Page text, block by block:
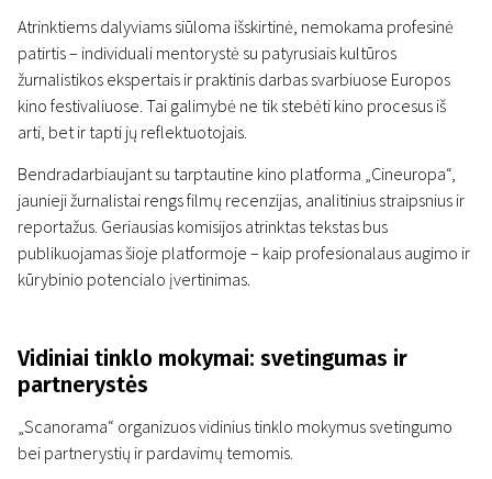
Atrinktiems dalyviams siūloma išskirtinė, nemokama profesinė
patirtis – individuali mentorystė su patyrusiais kultūros
žurnalistikos ekspertais ir praktinis darbas svarbiuose Europos
kino festivaliuose. Tai galimybė ne tik stebėti kino procesus iš
arti, bet ir tapti jų reflektuotojais.
Bendradarbiaujant su tarptautine kino platforma „Cineuropa“,
jaunieji žurnalistai rengs filmų recenzijas, analitinius straipsnius ir
reportažus. Geriausias komisijos atrinktas tekstas bus
publikuojamas šioje platformoje – kaip profesionalaus augimo ir
kūrybinio potencialo įvertinimas.
Vidiniai tinklo mokymai: svetingumas ir
partnerystės
„Scanorama“ organizuos vidinius tinklo mokymus svetingumo
bei partnerystių ir pardavimų temomis.